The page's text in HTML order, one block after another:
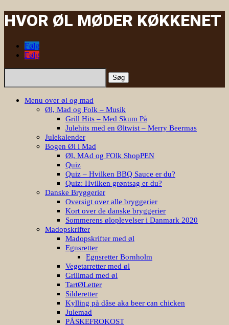
HVOR ØL MØDER KØKKENET
Følg
Følg
Søg
Menu over øl og mad
Øl, Mad og Folk – Musik
Grill Hits – Med Skum På
Julehits med en Øltwist – Merry Beermas
Julekalender
Bogen Øl i Mad
Øl, MAd og FOlk ShopPEN
Quiz
Quiz – Hvilken BBQ Sauce er du?
Quiz: Hvilken grøntsag er du?
Danske Bryggerier
Oversigt over alle bryggerier
Kort over de danske bryggerier
Sommerens øloplevelser i Danmark 2020
Madopskrifter
Madopskrifter med øl
Egnsretter
Egnsretter Bornholm
Vegetarretter med øl
Grillmad med øl
TartØLetter
Silderetter
Kylling på dåse aka beer can chicken
Julemad
PÅSKEFROKOST